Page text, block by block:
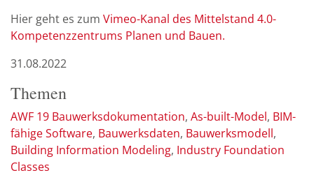
Hier geht es zum Vimeo-Kanal des Mittelstand 4.0-
Kompetenzzentrums Planen und Bauen.
31.08.2022
Themen
AWF 19 Bauwerksdokumentation As-built-Model BIM-
fähige Software Bauwerksdaten Bauwerksmodell
Building Information Modeling Industry Foundation
Classes